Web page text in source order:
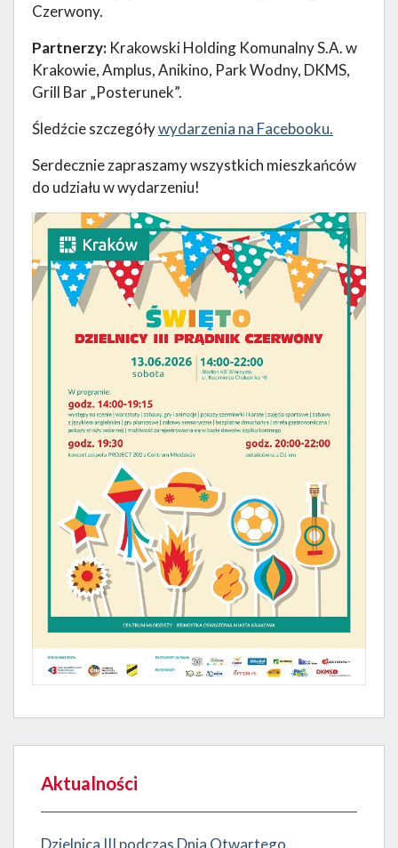
Czerwony.
Partnerzy: Krakowski Holding Komunalny S.A. w
Krakowie, Amplus, Anikino, Park Wodny, DKMS,
Grill Bar „Posterunek”.
Śledźcie szczegóływydarzenia na Facebooku.
Serdecznie zapraszamy wszystkich mieszkańców
do udziału w wydarzeniu!
Aktualności
Dzielnica III podczas Dnia Otwartego